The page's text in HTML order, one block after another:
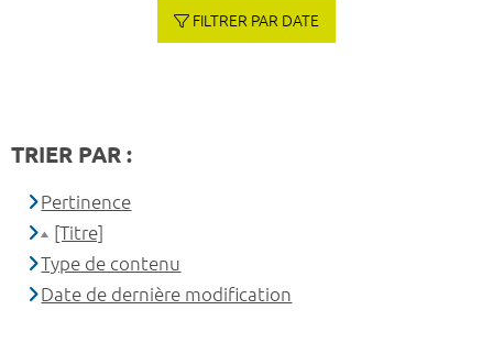
FILTRER PAR DATE
TRIER PAR :
Pertinence
[Titre]
Type de contenu
Date de dernière modification